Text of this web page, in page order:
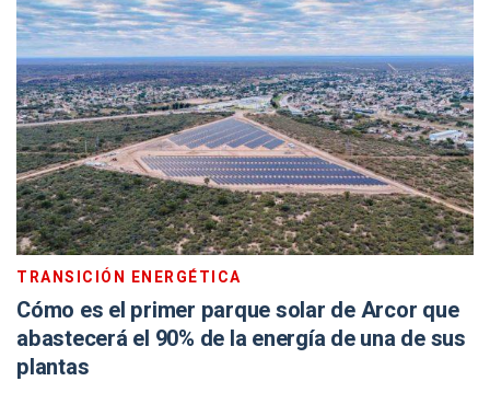
TRANSICIÓN ENERGÉTICA
Cómo es el primer parque solar de Arcor que
abastecerá el 90% de la energía de una de sus
plantas